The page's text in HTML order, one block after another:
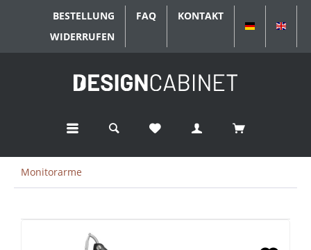
BESTELLUNG
WIDERRUFEN
FAQ
KONTAKT
DEUTSCH
Monitorarme